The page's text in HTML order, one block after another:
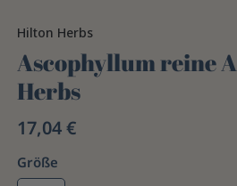
Hilton Herbs
Ascophyllum reine
Herbs
17,04 €
Größe